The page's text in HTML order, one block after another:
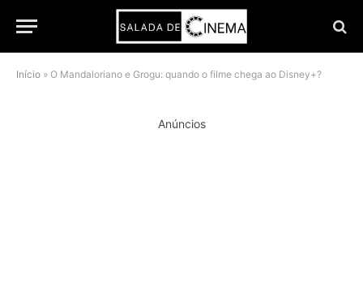
Início » O Mandaloriano e Grogu: quando o filme chega ao Disney+?
Anúncios